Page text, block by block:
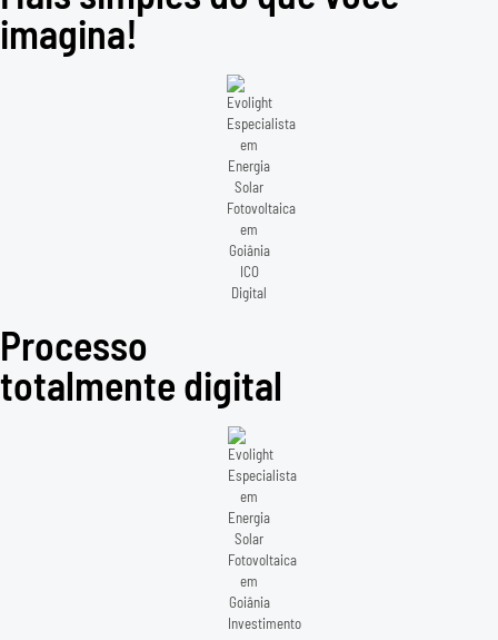
imagina!
Processo
totalmente digital